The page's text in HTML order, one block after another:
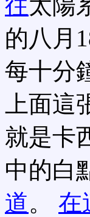
往太陽
的八月
每十分
上面
就是卡
中的白
道。 在